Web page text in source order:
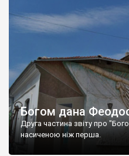
Богом дана
Друга частина звіту про
насиченою ніж перша.